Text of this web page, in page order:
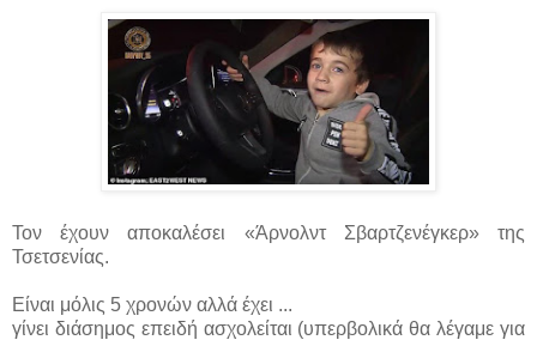
Τον έχουν αποκαλέσει «Άρνολντ Σβαρτζενέγκερ» της
Τσετσενίας.
Είναι μόλις 5 χρονών αλλά έχει ...
γίνει διάσημος επειδή ασχολείται (υπερβολικά θα λέγαμε για